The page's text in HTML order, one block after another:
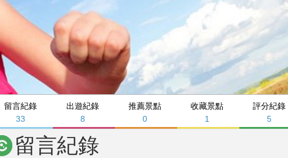
留言紀錄
33
出遊紀錄
8
推薦景點
0
收藏景點
1
評分紀錄
5
留言紀錄